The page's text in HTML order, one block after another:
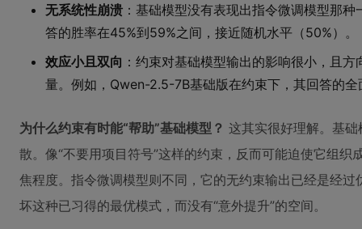
无系统性崩溃 ：基础模型没有表现出指令微调模型那
答的胜率在45%到59%之间，接近随机水平（50%）。
效应小且双向 ：约束对基础模型输出的影响很小，且
量。例如，Qwen-2.5-7B基础版在约束下，其回答的全
为什么约束有时能“帮助”基础模型？ 这其实很好理解。基
散。像“不要用项目符号”这样的约束，反而可能迫使它组
焦程度。指令微调模型则不同，它的无约束输出已经是经过
坏这种已习得的最优模式，而没有“意外提升”的空间。